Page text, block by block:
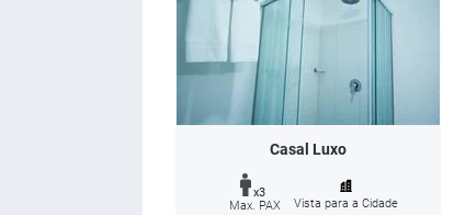
Casal Luxo
x3
Max. PAX
Vista para a Cidade